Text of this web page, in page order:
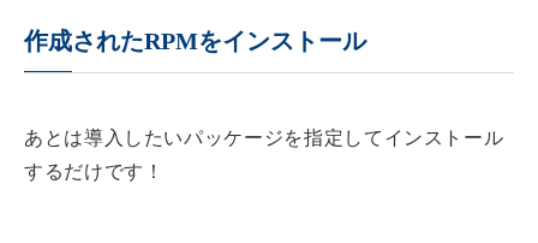
作成されたRPMをインストール
あとは導入したいパッケージを指定してインストール
するだけです！